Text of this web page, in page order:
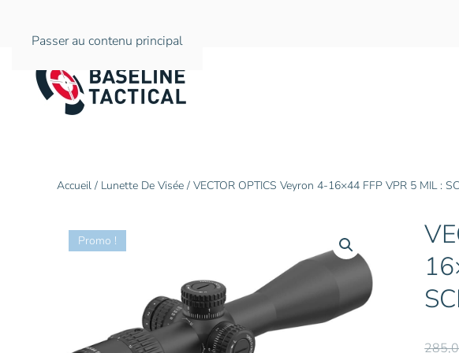
Passer au contenu principal
Accueil / Lunette De Visée / VECTOR OPTICS Veyron 4-16×44 FFP VPR 5 MIL :
Promo !